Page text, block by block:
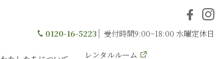
0120-16-5223 受付時間9:00~18:00 水曜定休日
レンタルルーム